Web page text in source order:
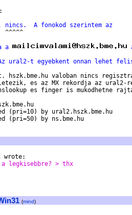
nincs.  A fonokod szerintem az
a
ural2-t egyebkent onnan lehet
hszk.bme.hu valoban nincs
es az MX rekordja az ural2-
es finger is mukodhetne
(pri=10) by ural2.hszk.bme.hu
(pri=50) by ns.bme.hu
legkisebbre? > thx
(mind)